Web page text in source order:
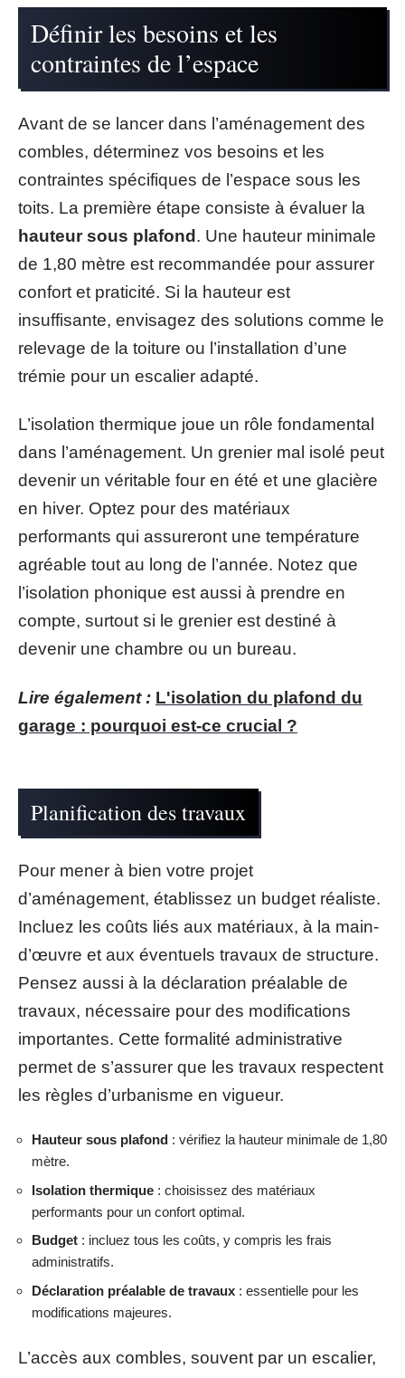
Définir les besoins et les
contraintes de l’espace
Avant de se lancer dans l’aménagement des
combles, déterminez vos besoins et les
contraintes spécifiques de l’espace sous les
toits. La première étape consiste à évaluer la
hauteur sous plafond. Une hauteur minimale
de 1,80 mètre est recommandée pour assurer
confort et praticité. Si la hauteur est
insuffisante, envisagez des solutions comme le
relevage de la toiture ou l’installation d’une
trémie pour un escalier adapté.
L’isolation thermique joue un rôle fondamental
dans l’aménagement. Un grenier mal isolé peut
devenir un véritable four en été et une glacière
en hiver. Optez pour des matériaux
performants qui assureront une température
agréable tout au long de l’année. Notez que
l’isolation phonique est aussi à prendre en
compte, surtout si le grenier est destiné à
devenir une chambre ou un bureau.
Lire également : L'isolation du plafond du
garage : pourquoi est-ce crucial ?
Planification des travaux
Pour mener à bien votre projet
d’aménagement, établissez un budget réaliste.
Incluez les coûts liés aux matériaux, à la main-
d’œuvre et aux éventuels travaux de structure.
Pensez aussi à la déclaration préalable de
travaux, nécessaire pour des modifications
importantes. Cette formalité administrative
permet de s’assurer que les travaux respectent
les règles d’urbanisme en vigueur.
Hauteur sous plafond : vérifiez la hauteur minimale de 1,80
mètre.
Isolation thermique : choisissez des matériaux
performants pour un confort optimal.
Budget : incluez tous les coûts, y compris les frais
administratifs.
Déclaration préalable de travaux : essentielle pour les
modifications majeures.
L’accès aux combles, souvent par un escalier,